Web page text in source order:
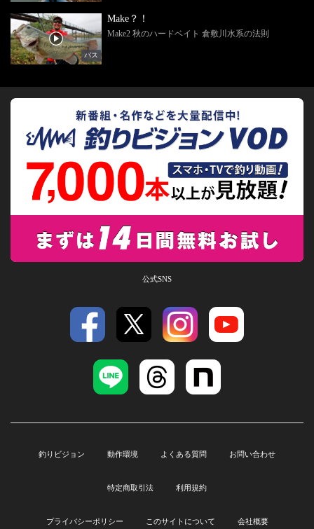
バス
Make？！
Make2 秋のハードベイト 倉敷川水系の法則
公式SNS
釣りビジョン 動作環境 よくある質問 お問い合わせ
特定商取引法 利用規約
プライバシーポリシー このサイトについて 会社概要